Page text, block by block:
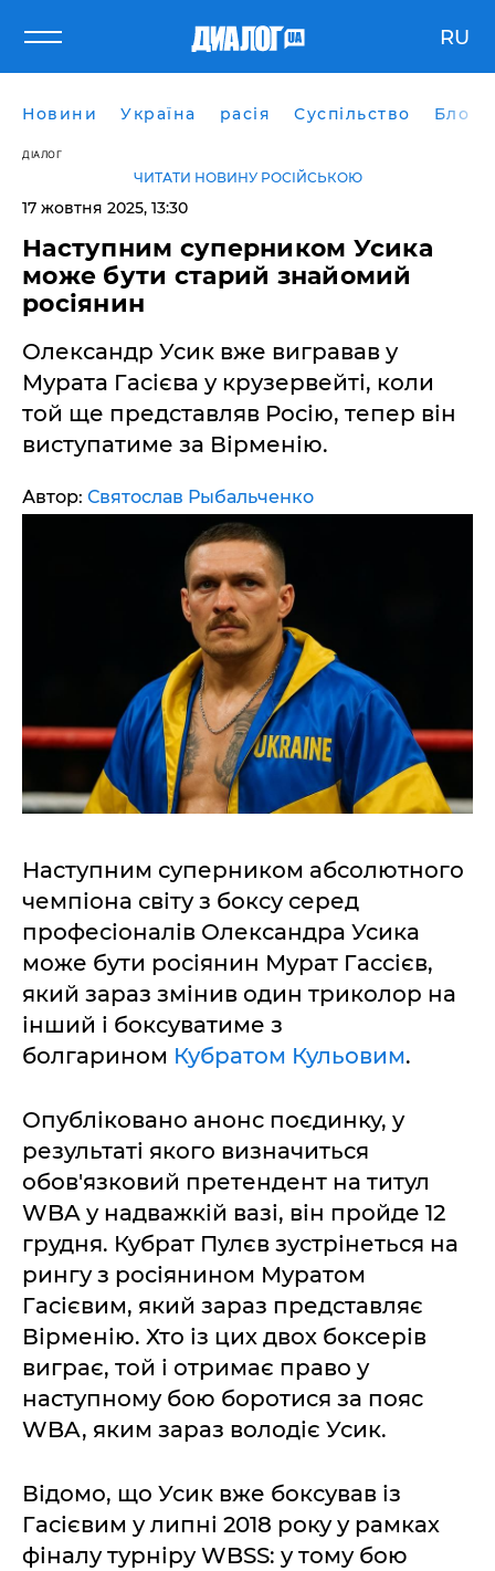
RU
Новини Україна расія Суспільство Блоги
ДІАЛОГ
ЧИТАТИ НОВИНУ РОСІЙСЬКОЮ
17 жовтня 2025, 13:30
Наступним суперником Усика
може бути старий знайомий
росіянин
Олександр Усик вже вигравав у
Мурата Гасієва у крузервейті, коли
той ще представляв Росію, тепер він
виступатиме за Вірменію.
Автор: Святослав Рыбальченко
Наступним суперником абсолютного
чемпіона світу з боксу серед
професіоналів Олександра Усика
може бути росіянин Мурат Гассієв,
який зараз змінив один триколор на
інший і боксуватиме з
болгарином Кубратом Кульовим.
Опубліковано анонс поєдинку, у
результаті якого визначиться
обов'язковий претендент на титул
WBA у надважкій вазі, він пройде 12
грудня. Кубрат Пулєв зустрінеться на
рингу з росіянином Муратом
Гасієвим, який зараз представляє
Вірменію. Хто із цих двох боксерів
виграє, той і отримає право у
наступному бою боротися за пояс
WBA, яким зараз володіє Усик.
Відомо, що Усик вже боксував із
Гасієвим у липні 2018 року у рамках
фіналу турніру WBSS: у тому бою